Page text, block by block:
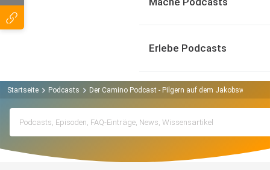
Erlebe Podcasts
Startseite Podcasts Der Camino Podcast - Pilgern auf dem Jakobsweg